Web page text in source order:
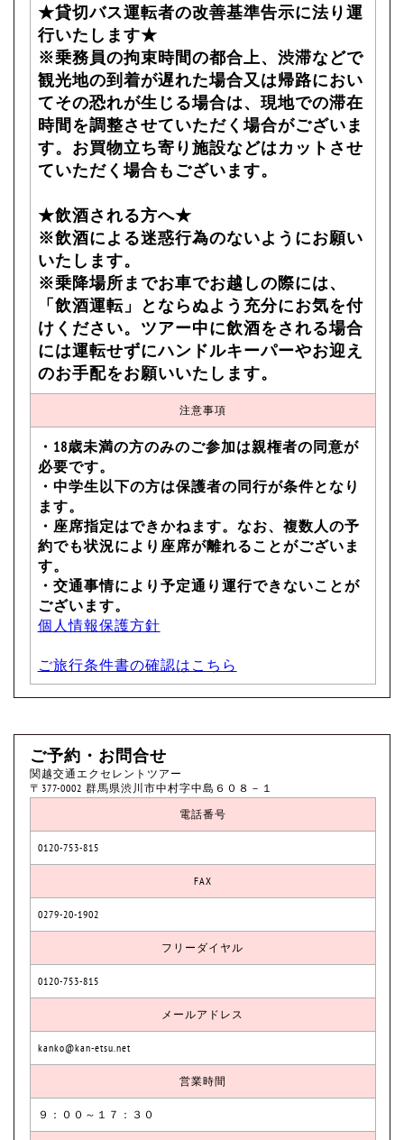
★貸切バス運転者の改善基準告示に法り運
行いたします★
※乗務員の拘束時間の都合上、渋滞などで
観光地の到着が遅れた場合又は帰路におい
てその恐れが生じる場合は、現地での滞在
時間を調整させていただく場合がございま
す。お買物立ち寄り施設などはカットさせ
ていただく場合もございます。
★飲酒される方へ★
※飲酒による迷惑行為のないようにお願い
いたします。
※乗降場所までお車でお越しの際には、
「飲酒運転」とならぬよう充分にお気を付
けください。ツアー中に飲酒をされる場合
には運転せずにハンドルキーパーやお迎え
のお手配をお願いいたします。
注意事項
・18歳未満の方のみのご参加は親権者の同意が
必要です。
・中学生以下の方は保護者の同行が条件となり
ます。
・座席指定はできかねます。なお、複数人の予
約でも状況により座席が離れることがございま
す。
・交通事情により予定通り運行できないことが
ございます。
個人情報保護方針
ご旅行条件書の確認はこちら
ご予約・お問合せ
関越交通エクセレントツアー
〒377-0002 群馬県渋川市中村字中島６０８－１
電話番号
0120-753-815
FAX
0279-20-1902
フリーダイヤル
0120-753-815
メールアドレス
kanko@kan-etsu.net
営業時間
９：００～１７：３０